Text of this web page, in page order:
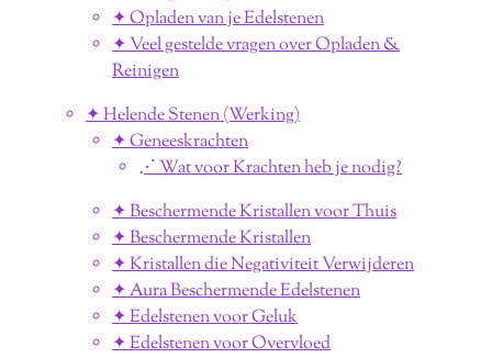
✦ Opladen van je Edelstenen
✦ Veel gestelde vragen over Opladen &
Reinigen
✦ Helende Stenen (Werking)
✦ Geneeskrachten
⋰ Wat voor Krachten heb je nodig?
✦ Beschermende Kristallen voor Thuis
✦ Beschermende Kristallen
✦ Kristallen die Negativiteit Verwijderen
✦ Aura Beschermende Edelstenen
✦ Edelstenen voor Geluk
✦ Edelstenen voor Overvloed